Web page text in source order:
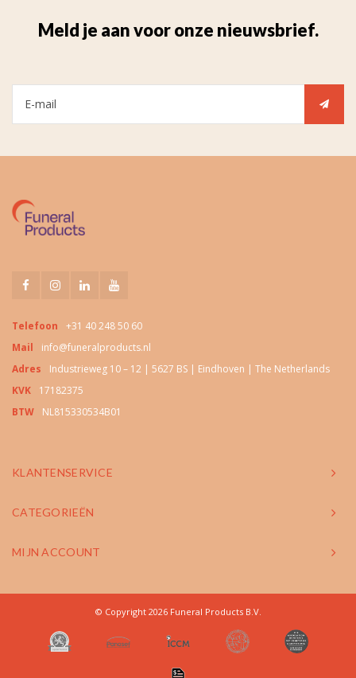
Meld je aan voor onze nieuwsbrief.
Telefoon
+31 40 248 50 60
Mail
info@funeralproducts.nl
Adres
Industrieweg 10 – 12 | 5627 BS | Eindhoven | The Netherlands
KVK
17182375
BTW
NL815330534B01
KLANTENSERVICE
CATEGORIEËN
MIJN ACCOUNT
© Copyright 2026 Funeral Products B.V.